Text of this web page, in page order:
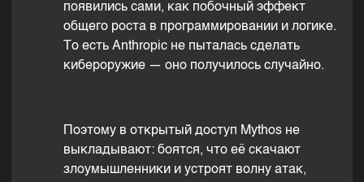
появились сами, как побочный эффект
общего роста в программировании и логике.
То есть Anthropic не пыталась сделать
кибероружие — оно получилось случайно.
Поэтому в открытый доступ Mythos не
выкладывают: боятся, что её скачают
злоумышленники и устроят волну атак,